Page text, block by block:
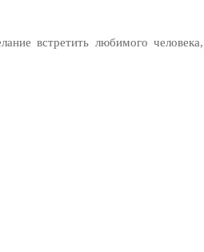
встретить любимого человека,